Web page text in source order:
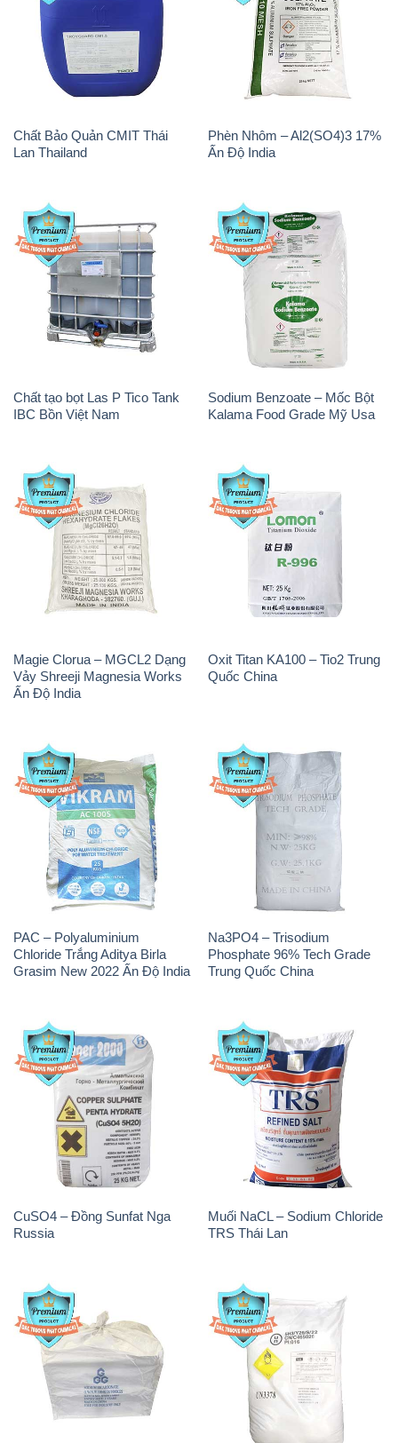
Chất Bảo Quản CMIT Thái
Lan Thailand
Phèn Nhôm – Al2(SO4)3 17%
Ấn Độ India
Chất tạo bọt Las P Tico Tank
IBC Bồn Việt Nam
Sodium Benzoate – Mốc Bột
Kalama Food Grade Mỹ Usa
Magie Clorua – MGCL2 Dạng
Vảy Shreeji Magnesia Works
Ấn Độ India
Oxit Titan KA100 – Tio2 Trung
Quốc China
PAC – Polyaluminium
Chloride Trắng Aditya Birla
Grasim New 2022 Ấn Độ India
Na3PO4 – Trisodium
Phosphate 96% Tech Grade
Trung Quốc China
CuSO4 – Đồng Sunfat Nga
Russia
Muối NaCL – Sodium Chloride
TRS Thái Lan